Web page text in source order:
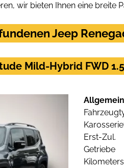
wir bieten Ihnen eine breite
Jeep
Mild-Hybrid FWD
Erst-Zul.
Getriebe